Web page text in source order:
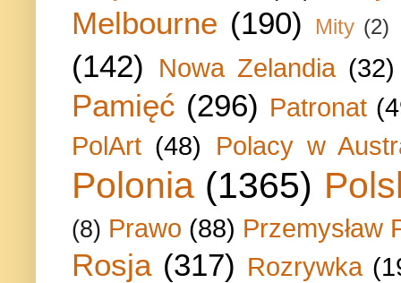
Melbourne (190) Mity (2)
(142) Nowa Zelandia (32)
Pamięć (296) Patronat
PolArt (48) Polacy w
Polonia (1365)
(8) Prawo (88) Przemysław
Rosja (317) Rozrywka